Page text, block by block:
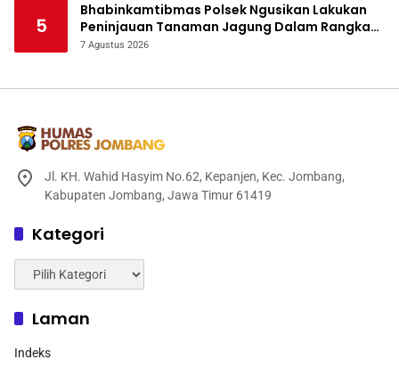
5
Bhabinkamtibmas Polsek Ngusikan Lakukan
Peninjauan Tanaman Jagung Dalam Rangka
Mendukung Ketahanan Pangan
7 Agustus 2026
Jl. KH. Wahid Hasyim No.62, Kepanjen, Kec. Jombang,
Kabupaten Jombang, Jawa Timur 61419
Kategori
Kategori
Laman
Indeks